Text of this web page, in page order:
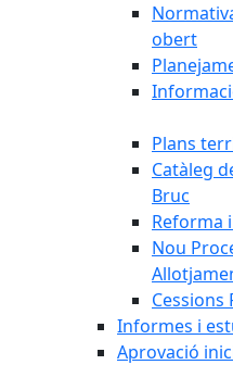
obert
Plans
Catàleg
Bruc
Reforma
Nou
Informes i
Aprovació